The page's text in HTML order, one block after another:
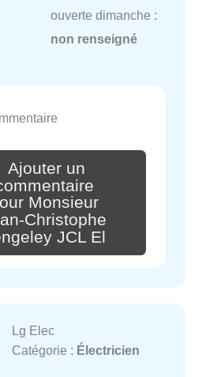
ouverte dimanche :
non renseigné
Ajouter un
Monsieur
Christophe
JCL El
Lg Elec
Catégorie : Électricien